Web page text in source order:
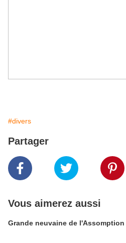
#divers
Partager
Vous aimerez aussi
Grande neuvaine de l'Assomption